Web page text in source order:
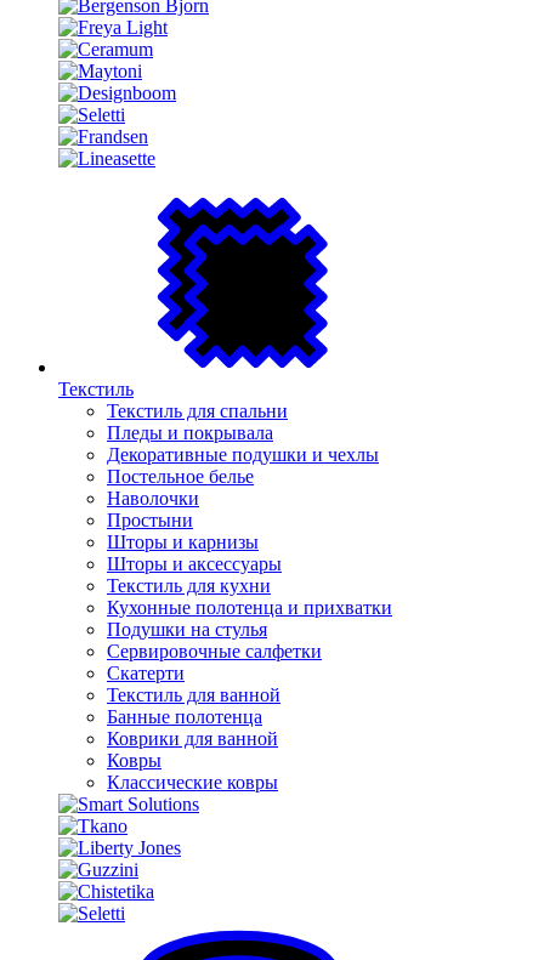
Текстиль
Текстиль для спальни
Пледы и покрывала
Декоративные подушки и чехлы
Постельное белье
Наволочки
Простыни
Шторы и карнизы
Шторы и аксессуары
Текстиль для кухни
Кухонные полотенца и прихватки
Подушки на стулья
Сервировочные салфетки
Скатерти
Текстиль для ванной
Банные полотенца
Коврики для ванной
Ковры
Классические ковры